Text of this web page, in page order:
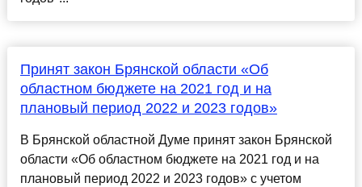
Принят закон Брянской области «Об
областном бюджете на 2021 год и на
плановый период 2022 и 2023 годов»
В Брянской областной Думе принят закон Брянской
области «Об областном бюджете на 2021 год и на
плановый период 2022 и 2023 годов» с учетом